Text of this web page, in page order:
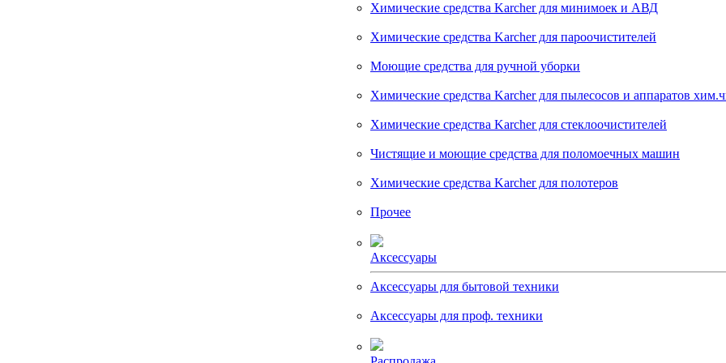
Химические средства Karcher для минимоек и АВД
Химические средства Karcher для пароочистителей
Моющие средства для ручной уборки
Химические средства Karcher для пылесосов и аппаратов
Химические средства Karcher для стеклоочистителей
Чистящие и моющие средства для поломоечных машин
Химические средства Karcher для полотеров
Прочее
Аксессуары
Аксессуары для бытовой техники
Аксессуары для проф. техники